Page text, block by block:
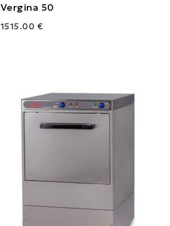
Vergina 50
1515.00 €